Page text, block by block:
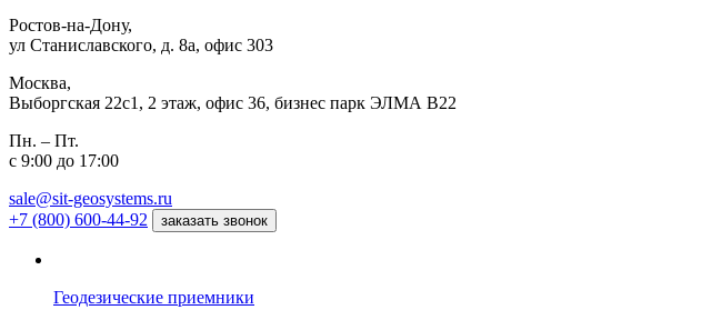
Ростов-на-Дону,
ул Станиславского, д. 8а, офис 303
Москва,
Выборгская 22с1, 2 этаж, офис 36, бизнес парк ЭЛМА В22
Пн. – Пт.
с 9:00 до 17:00
sale@sit-geosystems.ru
+7 (800) 600-44-92
заказать звонок
Геодезические приемники